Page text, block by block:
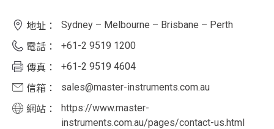
地址：
Sydney – Melbourne – Brisbane – Perth
電話：
+61-2 9519 1200
傳真：
+61-2 9519 4604
信箱：
sales@master-instruments.com.au
網站：
https://www.master-
instruments.com.au/pages/contact-us.html